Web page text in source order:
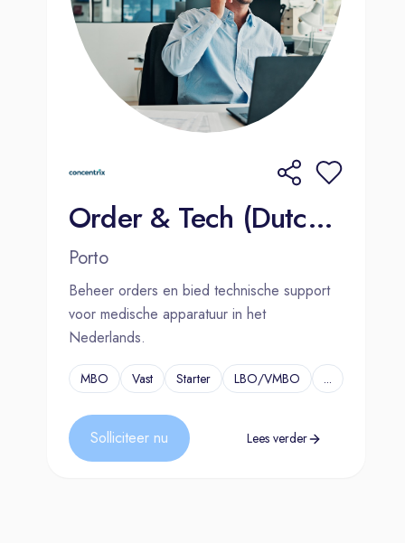
Order & Tech (Dutch-speaking) Medical Equipment 2000€ Bonus
Porto
Beheer orders en bied technische support
voor medische apparatuur in het
Nederlands.
MBO Vast Starter LBO/VMBO ...
Solliciteer nu Lees verder